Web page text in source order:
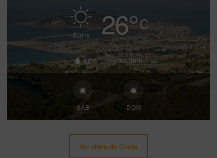
Sunny 26°C
68% 11.5mh
SÁB DOM
Ver clima de Ceuta